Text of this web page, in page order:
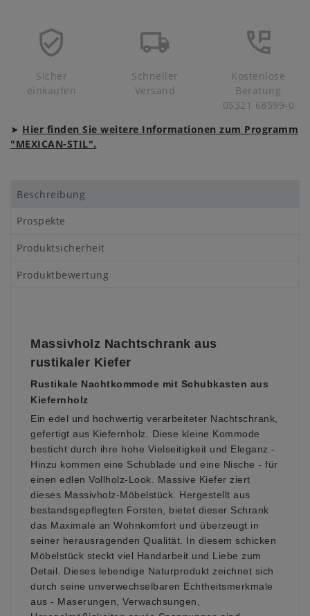
Sicher
einkaufen
Schneller
Versand
Kostenlose
Beratung
05321 68599-0
➤ Hier finden Sie weitere Informationen zum Programm
"MEXICAN-STIL".
Beschreibung
Prospekte
Produktsicherheit
Produktbewertung
Massivholz Nachtschrank aus
rustikaler Kiefer
Rustikale Nachtkommode mit Schubkasten aus
Kiefernholz
Ein edel und hochwertig verarbeiteter Nachtschrank,
gefertigt aus Kiefernholz. Diese kleine Kommode
besticht durch ihre hohe Vielseitigkeit und Eleganz -
Hinzu kommen eine Schublade und eine Nische - für
einen edlen Vollholz-Look. Massive Kiefer ziert
dieses Massivholz-Möbelstück. Hergestellt aus
bestandsgepflegten Forsten, bietet dieser Schrank
das Maximale an Wohnkomfort und überzeugt in
seiner herausragenden Qualität. In diesem schicken
Möbelstück steckt viel Handarbeit und Liebe zum
Detail. Dieses lebendige Naturprodukt zeichnet sich
durch seine unverwechselbaren Echtheitsmerkmale
aus - Maserungen, Verwachsungen,